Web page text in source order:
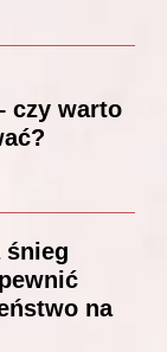
czy warto
śnieg
na